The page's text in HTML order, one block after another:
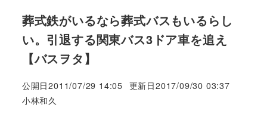
葬式鉄がいるなら葬式バスもいるらし
い。引退する関東バス3ドア車を追え
【バスヲタ】
公開日2011/07/29 14:05 更新日2017/09/30 03:37
著
小林和久